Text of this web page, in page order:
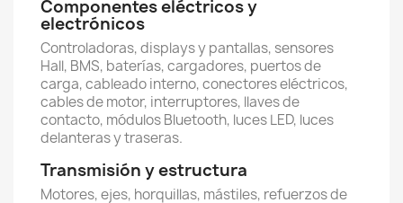
Componentes eléctricos y
electrónicos
Controladoras, displays y pantallas, sensores
Hall, BMS, baterías, cargadores, puertos de
carga, cableado interno, conectores eléctricos,
cables de motor, interruptores, llaves de
contacto, módulos Bluetooth, luces LED, luces
delanteras y traseras.
Transmisión y estructura
Motores, ejes, horquillas, mástiles, refuerzos de